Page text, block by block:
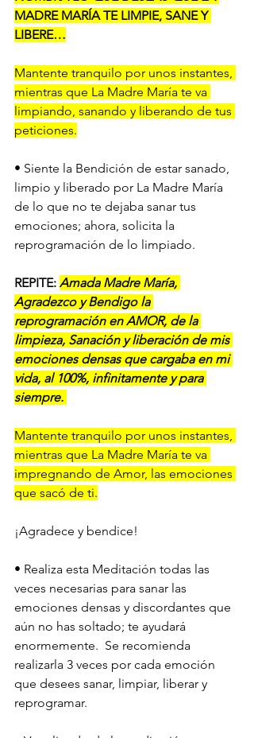
MADRE MARÍA TE LIMPIE, SANE Y
LIBERE…
Mantente tranquilo por unos instantes,
mientras que La Madre María te va
limpiando, sanando y liberando de tus
peticiones.
• Siente la Bendición de estar sanado,
limpio y liberado por La Madre María
de lo que no te dejaba sanar tus
emociones; ahora, solicita la
reprogramación de lo limpiado.
REPITE: Amada Madre María,
Agradezco y Bendigo la
reprogramación en AMOR, de la
limpieza, Sanación y liberación de mis
emociones densas que cargaba en mi
vida, al 100%, infinitamente y para
siempre.
Mantente tranquilo por unos instantes,
mientras que La Madre María te va
impregnando de Amor, las emociones
que sacó de ti.
¡Agradece y bendice!
• Realiza esta Meditación todas las
veces necesarias para sanar las
emociones densas y discordantes que
aún no has soltado; te ayudará
enormemente.  Se recomienda
realizarla 3 veces por cada emoción
que desees sanar, limpiar, liberar y
reprogramar.